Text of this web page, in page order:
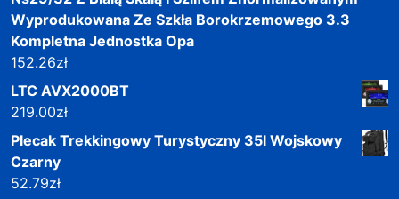
Wyprodukowana Ze Szkła Borokrzemowego 3.3
Kompletna Jednostka Opa
152.26zł
LTC AVX2000BT
219.00zł
Plecak Trekkingowy Turystyczny 35l Wojskowy
Czarny
52.79zł